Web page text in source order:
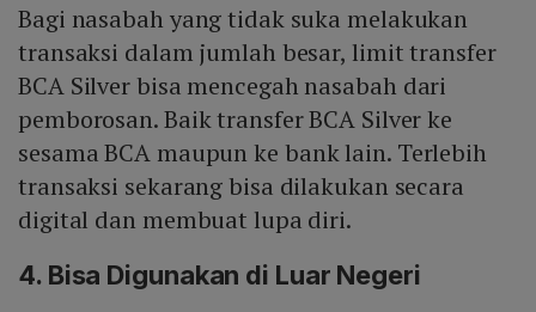
Bagi nasabah yang tidak suka melakukan
transaksi dalam jumlah besar, limit transfer
BCA Silver bisa mencegah nasabah dari
pemborosan. Baik transfer BCA Silver ke
sesama BCA maupun ke bank lain. Terlebih
transaksi sekarang bisa dilakukan secara
digital dan membuat lupa diri.
4. Bisa Digunakan di Luar Negeri